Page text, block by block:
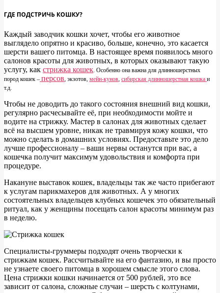
ГДЕ ПОДСТРИЧЬ КОШКУ?
Каждый заводчик кошки хочет, чтобы его животное
выглядело опрятно и красиво, больше, конечно, это касается
шерсти вашего питомца. В настоящее время появилось много
салонов красоты для животных, в которых оказывают такую
услугу, как стрижка кошек . Особенно она важна для длинношерстных
пород кошек – персов , экзотов, мейн-кунов сибирская длинношерстная кошка и
т.д.
Чтобы не доводить до такого состояния внешний вид кошки,
регулярно расчесывайте её, при необходимости мойте и
водите на стрижку. Мастер в салонах для животных сделает
всё на высшем уровне, никак не травмируя кожу кошки, что
можно сделать в домашних условиях. Предоставьте это дело
лучше профессионалу – ваши нервы останутся при вас, а
кошечка получит максимум удовольствия и комфорта при
процедуре.
Накануне выставок кошек, владельцы так же часто прибегают
к услугам парикмахеров для животных. А у многих
состоятельных владельцев клубных кошечек это обязательный
ритуал, как у женщины посещать салон красоты минимум раз
в неделю.
Специалисты-груммеры подходят очень творчески к
стрижкам кошек. Рассчитывайте на его фантазию, и вы просто
не узнаете своего питомца в хорошем смысле этого слова.
Цена стрижки кошки начинается от 500 рублей, это все
зависит от салона, сложные случаи – шерсть с колтунами,